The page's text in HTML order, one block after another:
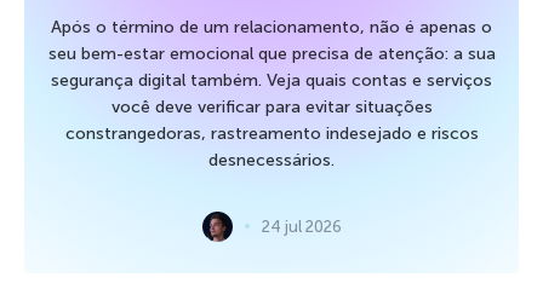
Após o término de um relacionamento, não é apenas o
seu bem-estar emocional que precisa de atenção: a sua
segurança digital também. Veja quais contas e serviços
você deve verificar para evitar situações
constrangedoras, rastreamento indesejado e riscos
desnecessários.
24 jul 2026